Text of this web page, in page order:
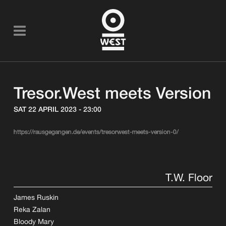
Tresor.West meets Version
SAT 22 APRIL 2023 - 23:00
https://rausgegangen.de/events/tresorwest-meets-version-0/
T.W. Floor
James Ruskin
Reka Zalan
Bloody Mary